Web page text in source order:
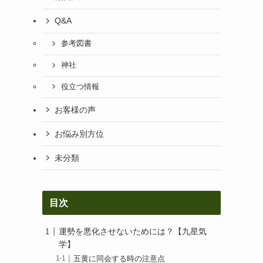
Q&A
参考図書
神社
役立つ情報
お客様の声
お悩み別方位
未分類
目次
運勢を悪化させないためには？【九星気
学】
五黄に同会する時の注意点